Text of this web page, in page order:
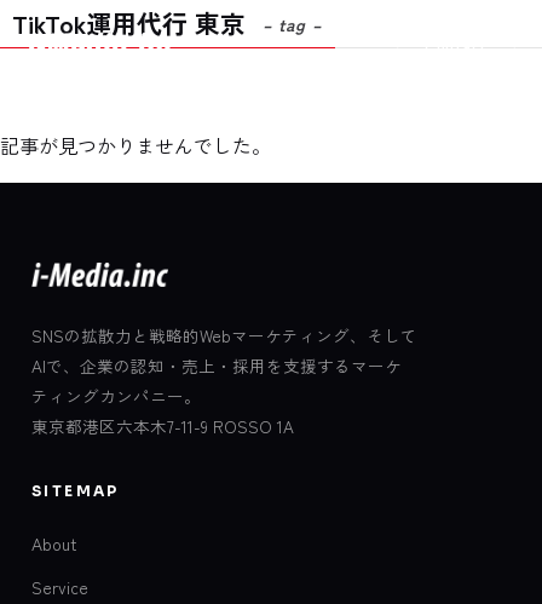
Contact
TikTok運用代行 東京 – tag –
記事が見つかりませんでした。
SNSの拡散力と戦略的Webマーケティング、そして
AIで、企業の認知・売上・採用を支援するマーケ
ティングカンパニー。
東京都港区六本木7-11-9 ROSSO 1A
SITEMAP
About
Service